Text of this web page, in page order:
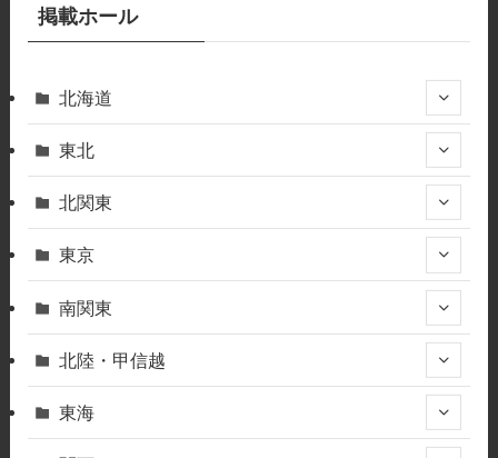
掲載ホール
北海道
東北
北関東
東京
南関東
北陸・甲信越
東海